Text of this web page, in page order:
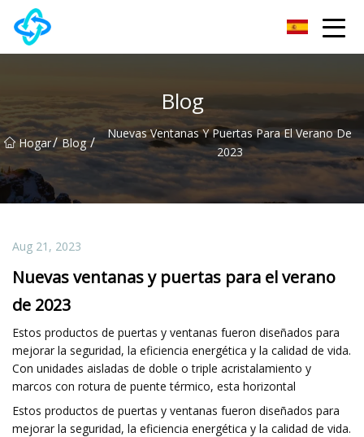
Grupo Co., Ltd de la cerradura de puerta de Chongqing UPVC
Blog
Hogar/ Blog /
Nuevas Ventanas Y Puertas Para El Verano De
2023
Aug 21, 2023
Nuevas ventanas y puertas para el verano
de 2023
Estos productos de puertas y ventanas fueron diseñados para
mejorar la seguridad, la eficiencia energética y la calidad de vida.
Con unidades aisladas de doble o triple acristalamiento y
marcos con rotura de puente térmico, esta horizontal
Estos productos de puertas y ventanas fueron diseñados para
mejorar la seguridad, la eficiencia energética y la calidad de vida.